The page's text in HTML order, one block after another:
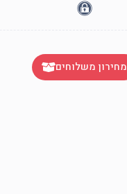
מחירון משלוחים